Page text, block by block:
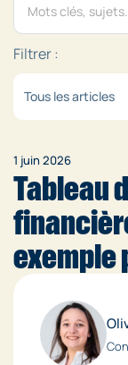
Filtrer :
Tous les articles
1 juin 2026
Tableau
exemple